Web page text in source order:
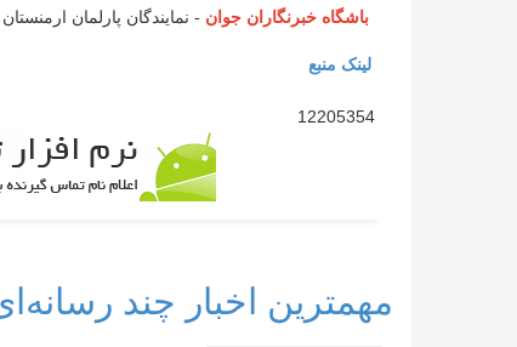
باشگاه خبرنگاران جوان - نمایندگان پارلمان
لینک منبع
12205354
مهمترین اخبار چند